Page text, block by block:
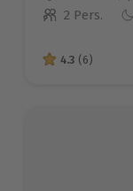
Anzahl der
2 Pers.
4.3 von 5
4.3 (6)